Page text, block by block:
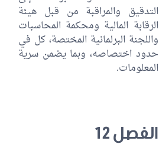
التدقيق والمراقبة من قبل هيئة
الرقابة المالية ومحكمة المحاسبات
واللجنة البرلمانية المختصة، كل في
حدود اختصاصه، وبما يضمن سرية
المعلومات.
الفصل 12